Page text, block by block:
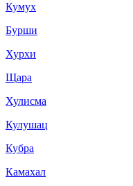
Кумух
Бурши
Хурхи
Щара
Хулисма
Кулушац
Кубра
Камахал